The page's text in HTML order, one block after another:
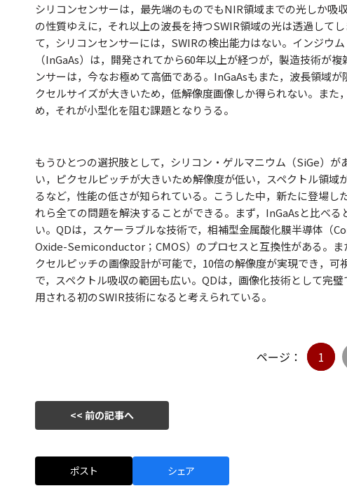
シリコンセンサーは，最先端のものでもNIR領域までの光しか吸
の性質ゆえに，それ以上の波長を持つSWIR領域の光は透過して
て，シリコンセンサーには，SWIRの検出能力はない。インジウ
（InGaAs）は，開発されてから60年以上が経つが，製造技術が
ンサーは，今なお極めて高価である。InGaAsもまた，波長領域
クセルサイズが大きいため，低解像度画像しか得られない。また
め，それが小型化を阻む課題となりうる。
もうひとつの選択肢として，シリコン・ゲルマニウム（SiGe）が
い，ピクセルピッチが大きいため解像度が低い，スペクトル領域
るなど，性能の低さが知られている。こうした中，新たに登場し
れら全ての問題を解決することができる。まず，InGaAsと比べる
い。QDは，スケーラブルな技術で，相補型金属酸化膜半導体
Oxide-Semiconductor；CMOS）のプロセスと互換性がある。ま
クセルピッチの画像設計が可能で，10倍の解像度が実現でき，可
で，スペクトル吸収の範囲も広い。QDは，画像化技術として完
用される初のSWIR技術になると考えられている。
ページ： 1
<< 前の記事へ
ポスト シェア